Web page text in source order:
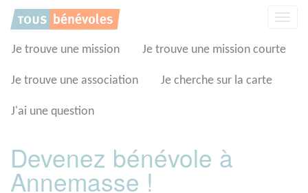
Je trouve une mission Je trouve une mission courte
Je trouve une association Je cherche sur la carte
J'ai une question
Devenez bénévole à
Annemasse !
Panneau de gestion des cookies